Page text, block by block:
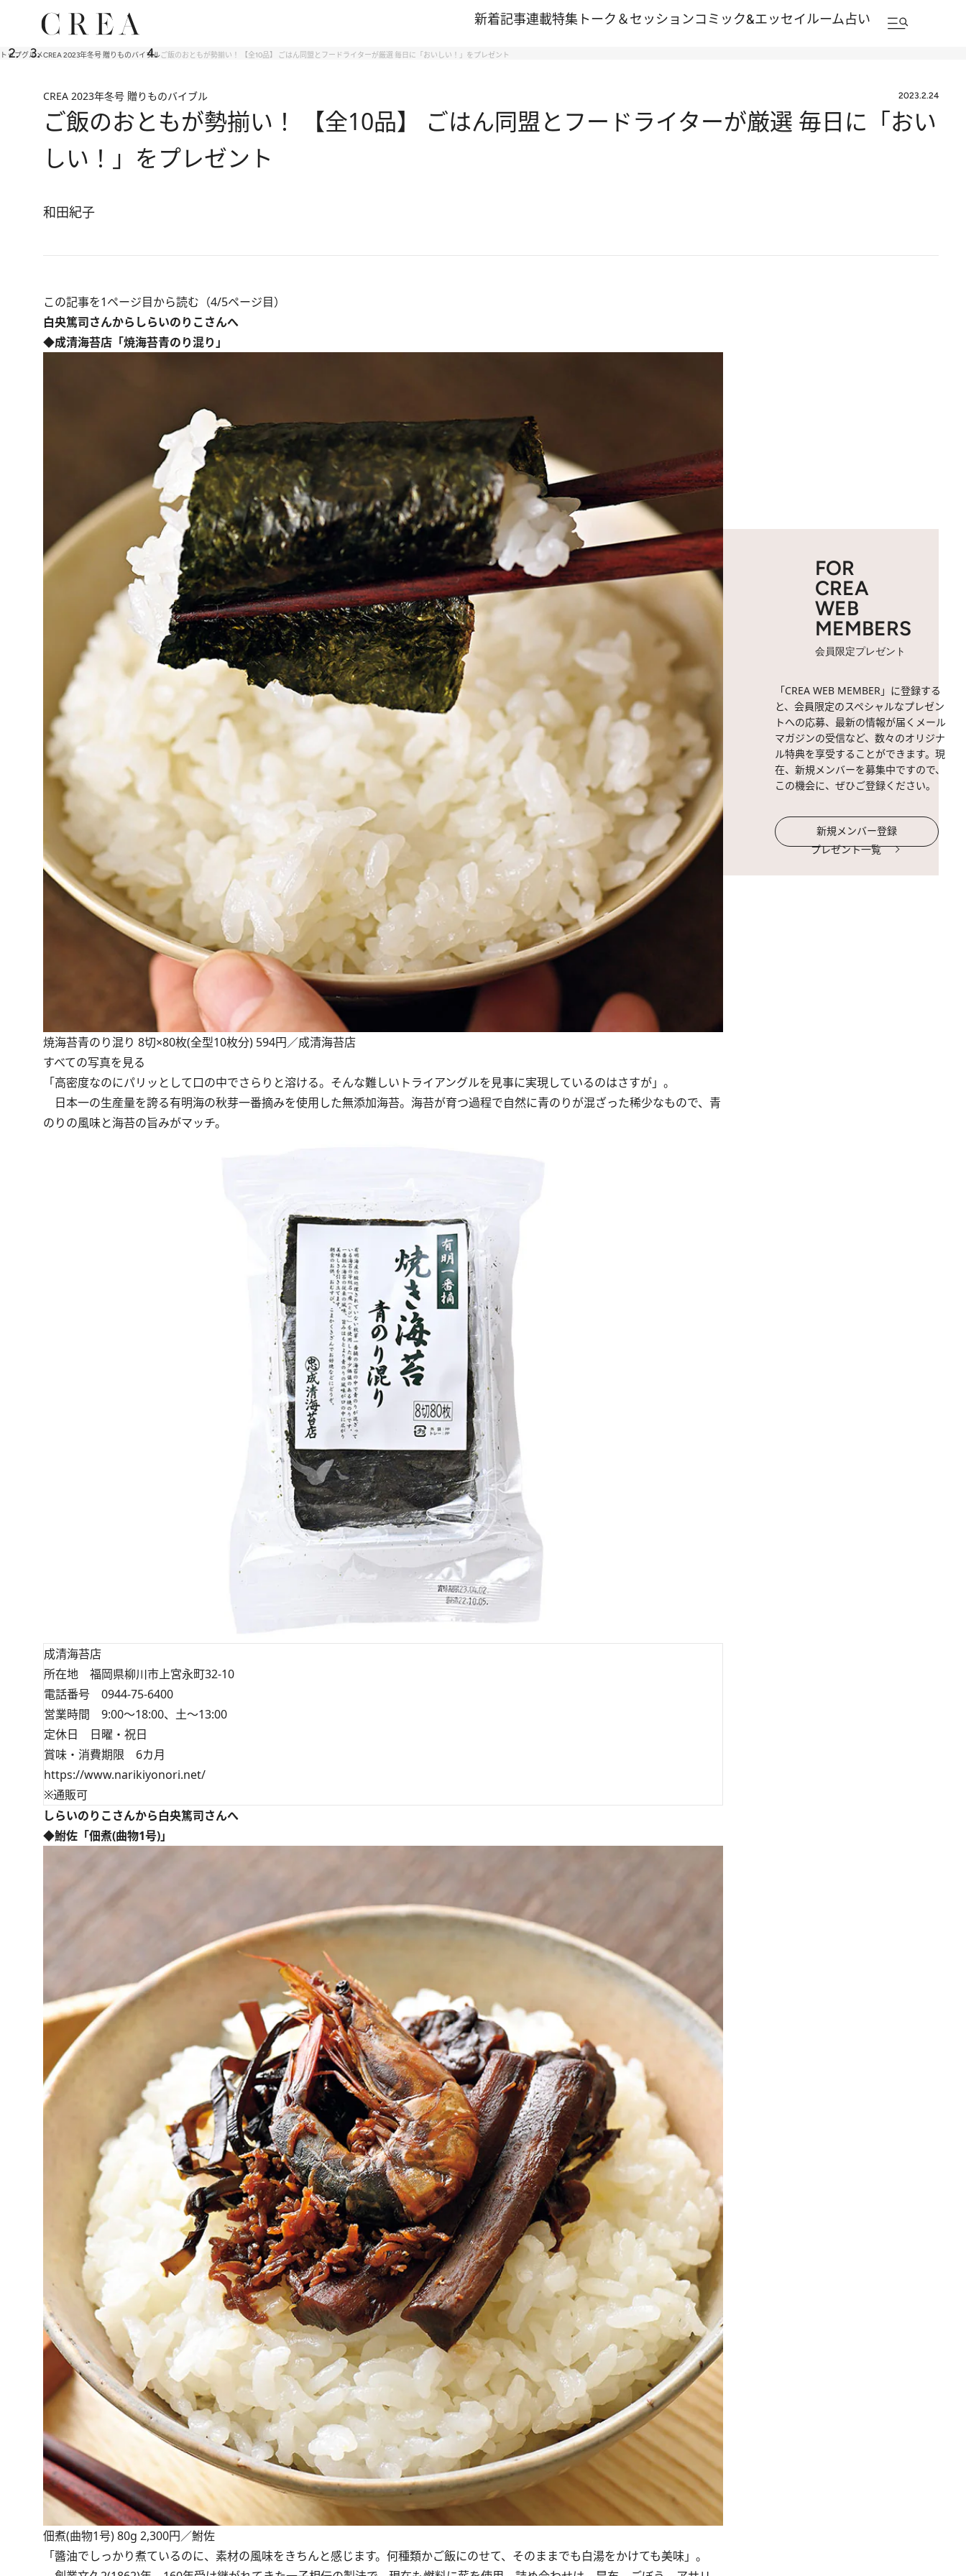
新着記事連載特集 トーク＆セッションコミック&エッセイルーム占い
トップグルメCREA 2023年冬号 贈りものバイブルご飯のおともが勢揃い！ 【全10品】 ごはん同盟とフードライターが厳選 毎日に「おいしい！」をプレゼント
CREA 2023年冬号 贈りものバイブル 2023.2.24
ご飯のおともが勢揃い！ 【全10品】 ごはん同盟とフードライターが厳選 毎日に「おい
しい！」をプレゼント
和田紀子
この記事を1ページ目から読む（4/5ページ目）
白央篤司さんからしらいのりこさんへ
◆成清海苔店「焼海苔青のり混り」
焼海苔青のり混り 8切×80枚(全型10枚分) 594円／成清海苔店
すべての写真を見る
「高密度なのにパリッとして口の中でさらりと溶ける。そんな難しいトライアングルを見事に実現しているのはさすが」。
日本一の生産量を誇る有明海の秋芽一番摘みを使用した無添加海苔。海苔が育つ過程で自然に青のりが混ざった稀少なもので、青
のりの風味と海苔の旨みがマッチ。
成清海苔店
所在地 福岡県柳川市上宮永町32-10
電話番号 0944-75-6400
営業時間 9:00～18:00、土～13:00
定休日 日曜・祝日
賞味・消費期限 6カ月
https://www.narikiyonori.net/
※通販可
しらいのりこさんから白央篤司さんへ
◆鮒佐「佃煮(曲物1号)」
佃煮(曲物1号) 80g 2,300円／鮒佐
「醬油でしっかり煮ているのに、素材の風味をきちんと感じます。何種類かご飯にのせて、そのままでも白湯をかけても美味」。
FOR
CREA
WEB
MEMBERS
会員限定プレゼント
「CREA WEB MEMBER」に登録する
と、会員限定のスペシャルなプレゼン
トへの応募、最新の情報が届くメール
マガジンの受信など、数々のオリジナ
ル特典を享受することができます。現
在、新規メンバーを募集中ですので、
この機会に、ぜひご登録ください。
新規メンバー登録
プレゼント一覧